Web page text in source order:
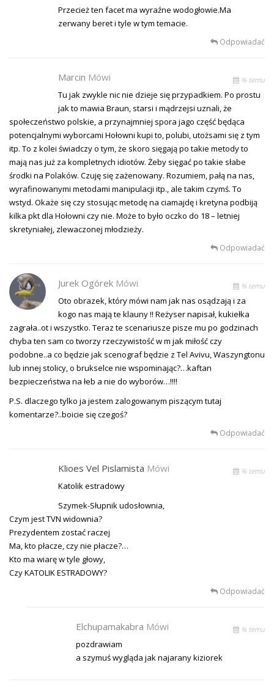
Przecież ten facet ma wyraźne wodogłowie.Ma
zerwany beret i tyle w tym temacie.
Odpowiadać
Marcin Mówi % temu
Tu jak zwykle nic nie dzieje się przypadkiem. Po prostu
jak to mawia Braun, starsi i mądrzejsi uznali, że
społeczeństwo polskie, a przynajmniej spora jago część będąca
potencjalnymi wyborcami Hołowni kupi to, polubi, utożsami się z tym
itp. To z kolei świadczy o tym, że skoro sięgają po takie metody to
mają nas już za kompletnych idiotów. Żeby sięgać po takie słabe
środki na Polaków. Czuję się zażenowany. Rozumiem, pałą na nas,
wyrafinowanymi metodami manipulacji itp., ale takim czymś. To
wstyd. Okaże się czy stosując metodę na ciamajdę i kretyna podbiją
kilka pkt dla Hołowni czy nie. Może to było oczko do 18 – letniej
skretyniałej, zlewaczonej młodzieży.
Odpowiadać
Jurek Ogórek Mówi % temu
Oto obrazek, który mówi nam jak nas osądzają i za
kogo nas mają te klauny !! Reżyser napisał, kukiełka
zagrała..ot i wszystko. Teraz te scenariusze pisze mu po godzinach
chyba ten sam co tworzy rzeczywistość w m jak miłość czy
podobne..a co będzie jak scenograf będzie z Tel Avivu, Waszyngtonu
lub innej stolicy, o brukselce nie wspominając?…kaftan
bezpieczeństwa na łeb a nie do wyborów…!!!!
P.S. dlaczego tylko ja jestem zalogowanym piszącym tutaj
komentarze?..boicie się czegoś?
Odpowiadać
Klioes Vel Pislamista Mówi % temu
Katolik estradowy
Szymek-Słupnik udosłownia,
Czym jest TVN widownia?
Prezydentem zostać raczej
Ma, kto płacze, czy nie płacze?…
Kto ma wiarę w tyle głowy,
Czy KATOLIK ESTRADOWY?
Odpowiadać
Elchupamakabra Mówi % temu
pozdrawiam
a szymuś wygląda jak najarany kiziorek